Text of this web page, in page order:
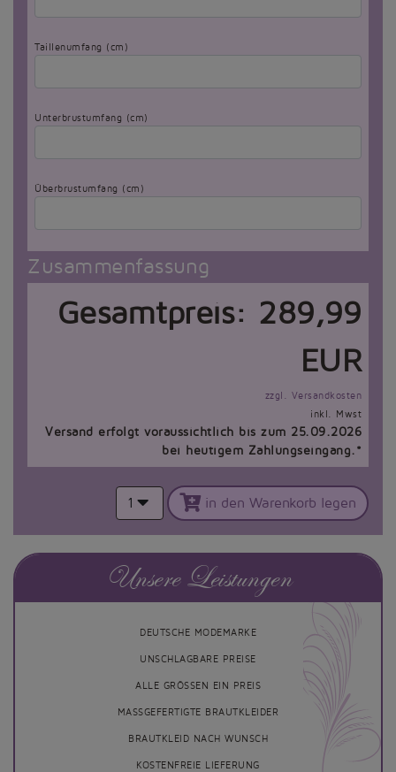
Taillenumfang (cm)
Unterbrustumfang (cm)
Überbrustumfang (cm)
Zusammenfassung
Gesamtpreis: 289,99
EUR
zzgl. Versandkosten
inkl. Mwst
Versand erfolgt voraussichtlich bis zum 25.09.2026
bei heutigem Zahlungseingang.*
1 in den Warenkorb legen
Unsere Leistungen
DEUTSCHE MODEMARKE
UNSCHLAGBARE PREISE
ALLE GRÖSSEN EIN PREIS
MASSGEFERTIGTE BRAUTKLEIDER
BRAUTKLEID NACH WUNSCH
KOSTENFREIE LIEFERUNG